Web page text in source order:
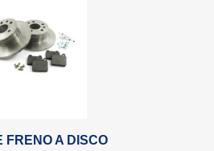
FRENO A DISCO